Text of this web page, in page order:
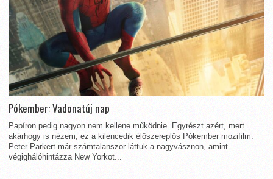
Pókember: Vadonatúj nap
Papíron pedig nagyon nem kellene működnie. Egyrészt azért, mert
akárhogy is nézem, ez a kilencedik élőszereplős Pókember mozifilm.
Peter Parkert már számtalanszor láttuk a nagyvásznon, amint
végighálóhintázza New Yorkot...